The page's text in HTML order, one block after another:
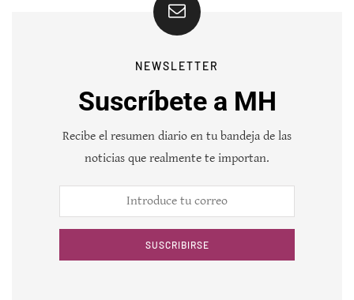
NEWSLETTER
Suscríbete a MH
Recibe el resumen diario en tu bandeja de las
noticias que realmente te importan.
SUSCRIBIRSE